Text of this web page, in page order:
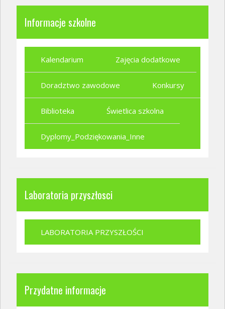
Informacje szkolne
Kalendarium Zajęcia dodatkowe
Doradztwo zawodowe Konkursy
Biblioteka Świetlica szkolna
Dyplomy_Podziękowania_Inne
Laboratoria przyszłosci
LABORATORIA PRZYSZŁOŚCI
Przydatne informacje